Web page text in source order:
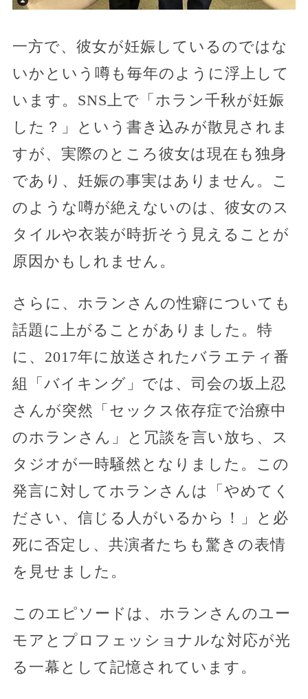
一方で、彼女が妊娠しているのではな
いかという噂も毎年のように浮上して
います。SNS上で「ホラン千秋が妊娠
した？」という書き込みが散見されま
すが、実際のところ彼女は現在も独身
であり、妊娠の事実はありません。こ
のような噂が絶えないのは、彼女のス
タイルや衣装が時折そう見えることが
原因かもしれません。
さらに、ホランさんの性癖についても
話題に上がることがありました。特
に、2017年に放送されたバラエティ番
組「バイキング」では、司会の坂上忍
さんが突然「セックス依存症で治療中
のホランさん」と冗談を言い放ち、ス
タジオが一時騒然となりました。この
発言に対してホランさんは「やめてく
ださい、信じる人がいるから！」と必
死に否定し、共演者たちも驚きの表情
を見せました。
このエピソードは、ホランさんのユー
モアとプロフェッショナルな対応が光
る一幕として記憶されています。